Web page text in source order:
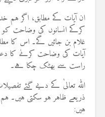
ان آیات کے مطابق، اگر
کرکے انسانوں کی وضاحت کو
غلام بن جائیں گے۔ اس کا
آیات کی وضاحت کرنے کا
راست سے بھٹک چکا ہے۔
اللہ تعالیٰ کے دیے گئے
ذریعے ظاہر ہو سکتی ہیں۔
ہیں: